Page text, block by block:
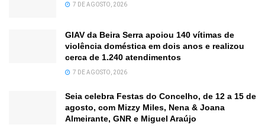
7 DE AGOSTO, 2026
GIAV da Beira Serra apoiou 140 vítimas de
violência doméstica em dois anos e realizou
cerca de 1.240 atendimentos
7 DE AGOSTO, 2026
Seia celebra Festas do Concelho, de 12 a 15 de
agosto, com Mizzy Miles, Nena & Joana
Almeirante, GNR e Miguel Araújo